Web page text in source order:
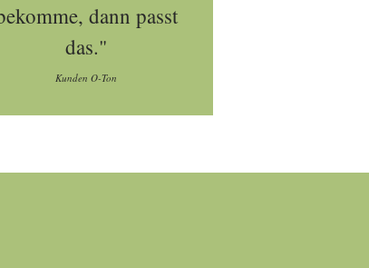
dann passt
das."
Kunden O-Ton